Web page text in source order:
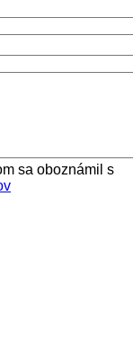
sa oboznámil s